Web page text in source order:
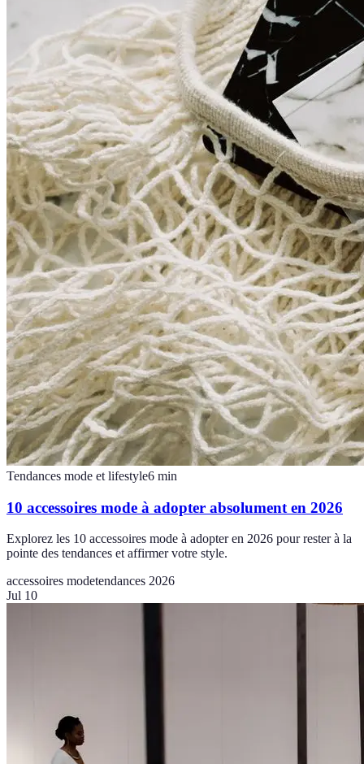
Tendances mode et lifestyle6 min
10 accessoires mode à adopter absolument en 2026
Explorez les 10 accessoires mode à adopter en 2026 pour rester à la
pointe des tendances et affirmer votre style.
accessoires modetendances 2026
Jul 10